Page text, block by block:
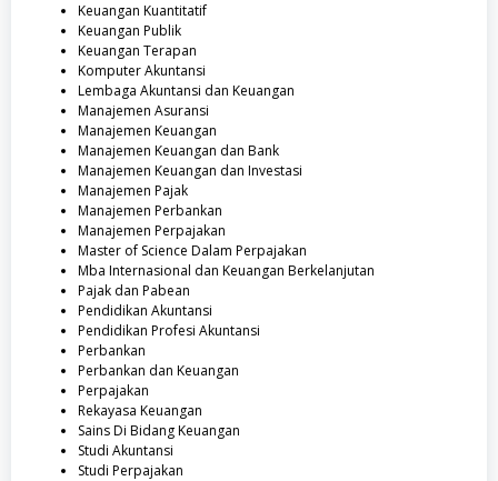
Keuangan Kuantitatif
Keuangan Publik
Keuangan Terapan
Komputer Akuntansi
Lembaga Akuntansi dan Keuangan
Manajemen Asuransi
Manajemen Keuangan
Manajemen Keuangan dan Bank
Manajemen Keuangan dan Investasi
Manajemen Pajak
Manajemen Perbankan
Manajemen Perpajakan
Master of Science Dalam Perpajakan
Mba Internasional dan Keuangan Berkelanjutan
Pajak dan Pabean
Pendidikan Akuntansi
Pendidikan Profesi Akuntansi
Perbankan
Perbankan dan Keuangan
Perpajakan
Rekayasa Keuangan
Sains Di Bidang Keuangan
Studi Akuntansi
Studi Perpajakan